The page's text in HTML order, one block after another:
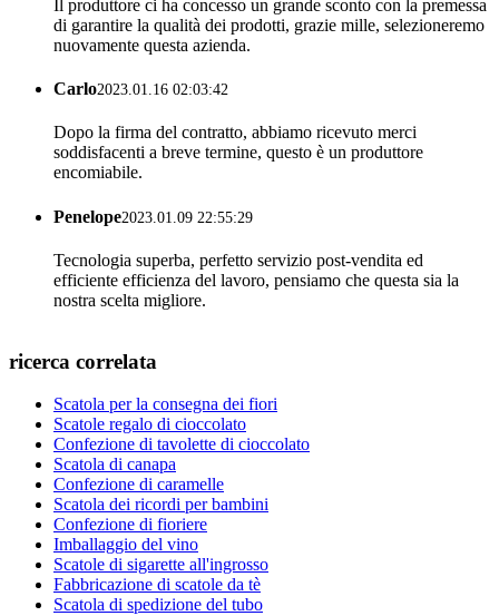
Il produttore ci ha concesso un grande sconto con la premessa
di garantire la qualità dei prodotti, grazie mille, selezioneremo
nuovamente questa azienda.
Carlo2023.01.16 02:03:42
Dopo la firma del contratto, abbiamo ricevuto merci
soddisfacenti a breve termine, questo è un produttore
encomiabile.
Penelope2023.01.09 22:55:29
Tecnologia superba, perfetto servizio post-vendita ed
efficiente efficienza del lavoro, pensiamo che questa sia la
nostra scelta migliore.
ricerca correlata
Scatola per la consegna dei fiori
Scatole regalo di cioccolato
Confezione di tavolette di cioccolato
Scatola di canapa
Confezione di caramelle
Scatola dei ricordi per bambini
Confezione di fioriere
Imballaggio del vino
Scatole di sigarette all'ingrosso
Fabbricazione di scatole da tè
Scatola di spedizione del tubo